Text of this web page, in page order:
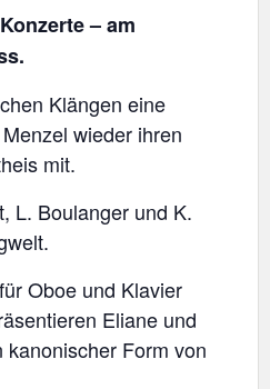
– am
Klängen eine
wieder ihren
mit.
L. Boulanger und K.
Oboe und Klavier
Eliane und
Form von